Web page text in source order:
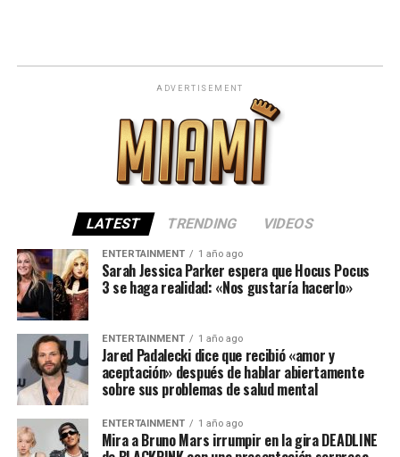
ADVERTISEMENT
LATEST TRENDING VIDEOS
ENTERTAINMENT 1 año ago
Sarah Jessica Parker espera que Hocus Pocus
3 se haga realidad: «Nos gustaría hacerlo»
ENTERTAINMENT 1 año ago
Jared Padalecki dice que recibió «amor y
aceptación» después de hablar abiertamente
sobre sus problemas de salud mental
ENTERTAINMENT 1 año ago
Mira a Bruno Mars irrumpir en la gira DEADLINE